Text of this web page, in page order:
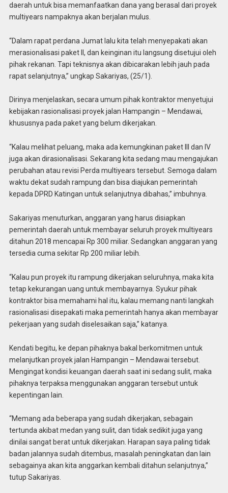
daerah untuk bisa memanfaatkan dana yang berasal dari proyek
multiyears nampaknya akan berjalan mulus.
“Dalam rapat perdana Jumat lalu kita telah menyepakati akan
merasionalisasi paket II, dan keinginan itu langsung disetujui oleh
pihak rekanan. Tapi teknisnya akan dibicarakan lebih jauh pada
rapat selanjutnya,” ungkap Sakariyas, (25/1).
Dirinya menjelaskan, secara umum pihak kontraktor menyetujui
kebijakan rasionalisasi proyek jalan Hampangin – Mendawai,
khususnya pada paket yang belum dikerjakan.
“Kalau melihat peluang, maka ada kemungkinan paket III dan IV
juga akan dirasionalisasi. Sekarang kita sedang mau mengajukan
perubahan atau revisi Perda multiyears tersebut. Semoga dalam
waktu dekat sudah rampung dan bisa diajukan pemerintah
kepada DPRD Katingan untuk selanjutnya dibahas,” imbuhnya.
Sakariyas menuturkan, anggaran yang harus disiapkan
pemerintah daerah untuk membayar seluruh proyek multiyears
ditahun 2018 mencapai Rp 300 miliar. Sedangkan anggaran yang
tersedia cuma sekitar Rp 200 miliar lebih.
“Kalau pun proyek itu rampung dikerjakan seluruhnya, maka kita
tetap kekurangan uang untuk membayarnya. Syukur pihak
kontraktor bisa memahami hal itu, kalau memang nanti langkah
rasionalisasi disepakati maka pemerintah hanya akan membayar
pekerjaan yang sudah diselesaikan saja,” katanya.
Kendati begitu, ke depan pihaknya bakal berkomitmen untuk
melanjutkan proyek jalan Hampangin – Mendawai tersebut.
Mengingat kondisi keuangan daerah saat ini sedang sulit, maka
pihaknya terpaksa menggunakan anggaran tersebut untuk
kepentingan lain.
“Memang ada beberapa yang sudah dikerjakan, sebagain
tertunda akibat medan yang sulit, dan tidak sedikit juga yang
dinilai sangat berat untuk dikerjakan. Harapan saya paling tidak
badan jalannya sudah ditembus, masalah peningkatan dan lain
sebagainya akan kita anggarkan kembali ditahun selanjutnya,”
tutup Sakariyas.